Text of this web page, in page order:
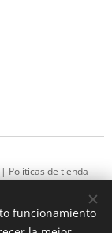
| Políticas de tienda
funcionamiento